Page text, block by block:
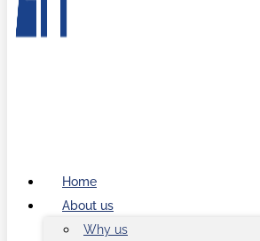
Home
About us
Why us